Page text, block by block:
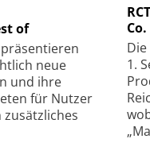
of
neue
und ihre
für Nutzer
Co.
1.
mit Super-